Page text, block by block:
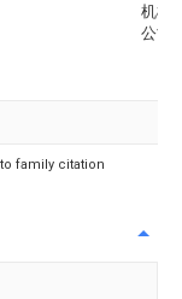
机械
公司
family citation